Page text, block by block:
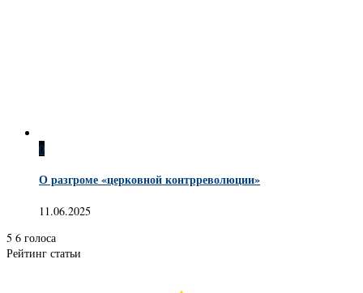
0
О разгроме «церковной контрреволюции»
11.06.2025
5 6 голоса
Рейтинг статьи